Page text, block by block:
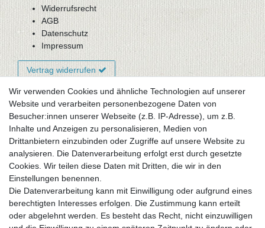
Widerrufsrecht
AGB
Datenschutz
Impressum
Vertrag widerrufen
Newsletter-Anmeldung
FAQ / Fragen
Mein Warenkorb
Mein Merkzettel
Mein Konto
UNSER LADENGESCHÄFT
Gottlieb-Daimler-Str. 10
33334 Gütersloh
Wir verwenden Cookies und ähnliche Technologien auf unserer
Website und verarbeiten personenbezogene Daten von
Besucher:innen unserer Webseite (z.B. IP-Adresse), um z.B.
Inhalte und Anzeigen zu personalisieren, Medien von
Drittanbietern einzubinden oder Zugriffe auf unsere Website zu
analysieren. Die Datenverarbeitung erfolgt erst durch gesetzte
Cookies. Wir teilen diese Daten mit Dritten, die wir in den
Einstellungen benennen.
Die Datenverarbeitung kann mit Einwilligung oder aufgrund eines
berechtigten Interesses erfolgen. Die Zustimmung kann erteilt
oder abgelehnt werden. Es besteht das Recht, nicht einzuwilligen